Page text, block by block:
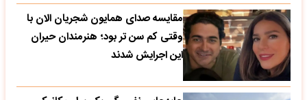
مقایسه صدای همایون شجریان الان با
وقتی کم سن تر بود؛ هنرمندان حیران
این اجرایش شدند